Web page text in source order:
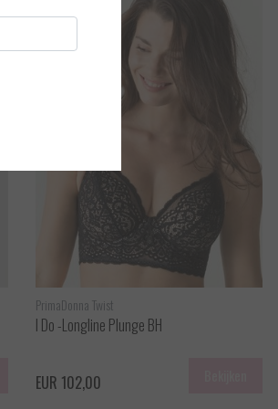
PrimaDonna Twist
I Do -Longline Plunge BH
EUR 102,00